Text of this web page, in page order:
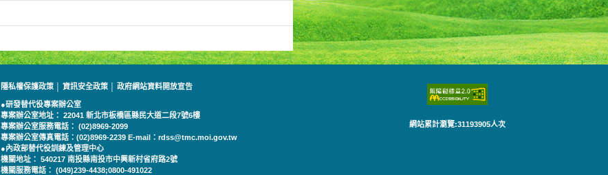
隱私權保護政策 資訊安全政策 政府網站資料開放宣告
●研發替代役專案辦公室
專案辦公室地址： 22041 新北市板橋區縣民大道二段7號6樓
專案辦公室服務電話： (02)8969-2099
專案辦公室傳真電話：(02)8969-2239 E-mail：rdss@tmc.moi.gov.tw
●內政部替代役訓練及管理中心
機關地址： 540217 南投縣南投市中興新村省府路2號
機關服務電話： (049)239-4438;0800-491022
網站累計瀏覽:31193905人次